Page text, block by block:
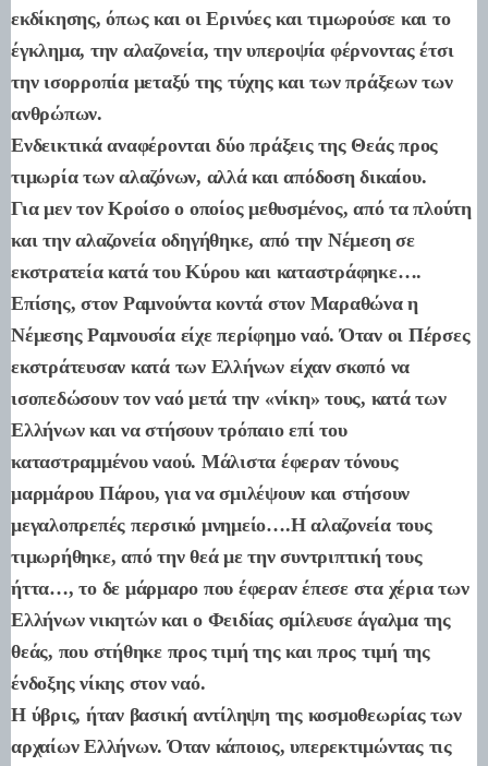
εκδίκησης, όπως και οι Ερινύες και τιμωρούσε και το
έγκλημα, την αλαζονεία, την υπεροψία φέρνοντας έτσι
την ισορροπία μεταξύ της τύχης και των πράξεων των
ανθρώπων.
Ενδεικτικά αναφέρονται δύο πράξεις της Θεάς προς
τιμωρία των αλαζόνων, αλλά και απόδοση δικαίου.
Για μεν τον Κροίσο ο οποίος μεθυσμένος, από τα πλούτη
και την αλαζονεία οδηγήθηκε, από την Νέμεση σε
εκστρατεία κατά του Κύρου και καταστράφηκε….
Επίσης, στον Ραμνούντα κοντά στον Μαραθώνα η
Νέμεσης Ραμνουσία είχε περίφημο ναό. Όταν οι Πέρσες
εκστράτευσαν κατά των Ελλήνων είχαν σκοπό να
ισοπεδώσουν τον ναό μετά την «νίκη» τους, κατά των
Ελλήνων και να στήσουν τρόπαιο επί του
καταστραμμένου ναού. Μάλιστα έφεραν τόνους
μαρμάρου Πάρου, για να σμιλέψουν και στήσουν
μεγαλοπρεπές περσικό μνημείο….Η αλαζονεία τους
τιμωρήθηκε, από την θεά με την συντριπτική τους
ήττα…, το δε μάρμαρο που έφεραν έπεσε στα χέρια των
Ελλήνων νικητών και ο Φειδίας σμίλευσε άγαλμα της
θεάς, που στήθηκε προς τιμή της και προς τιμή της
ένδοξης νίκης στον ναό.
Η ύβρις, ήταν βασική αντίληψη της κοσμοθεωρίας των
αρχαίων Ελλήνων. Όταν κάποιος, υπερεκτιμώντας τις